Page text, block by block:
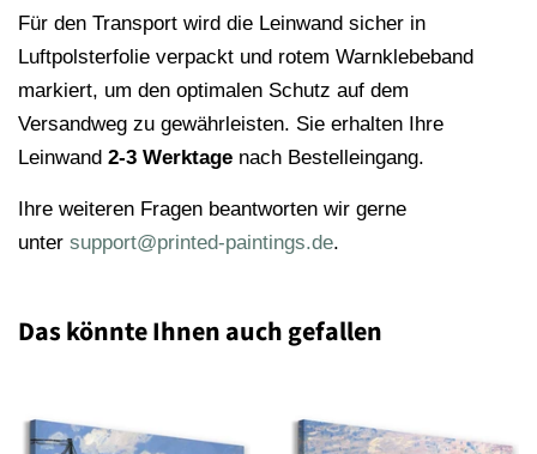
Für den Transport wird die Leinwand sicher in
Luftpolsterfolie verpackt und rotem Warnklebeband
markiert, um den optimalen Schutz auf dem
Versandweg zu gewährleisten. Sie erhalten Ihre
Leinwand 2-3 Werktage nach Bestelleingang.
Ihre weiteren Fragen beantworten wir gerne
unter support@printed-paintings.de.
Das könnte Ihnen auch gefallen